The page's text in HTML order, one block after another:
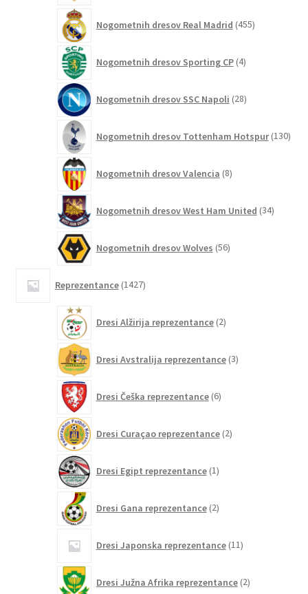
Nogometnih dresov Real Madrid 455izdelkov
Nogometnih dresov Sporting CP 4izdelki
Nogometnih dresov SSC Napoli 28izdelkov
Nogometnih dresov Tottenham Hotspur 130
Nogometnih dresov Valencia 8izdelkov
Nogometnih dresov West Ham United 34izdelkov
Nogometnih dresov Wolves 56izdelkov
Reprezentance 1427izdelkov
Dresi Alžirija reprezentance 2izdelka
Dresi Avstralija reprezentance 3izdelki
Dresi Češka reprezentance 6izdelkov
Dresi Curaçao reprezentance 2izdelka
Dresi Egipt reprezentance 1izdelek
Dresi Gana reprezentance 2izdelka
Dresi Japonska reprezentance 11izdelkov
Dresi Južna Afrika reprezentance 2izdelka